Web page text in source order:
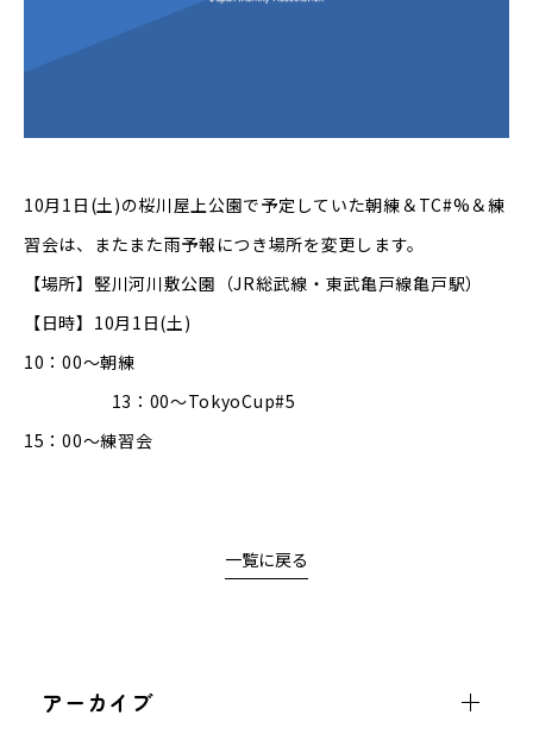
10月1日(土)の桜川屋上公園で予定していた朝練＆TC#%＆練
習会は、またまた雨予報につき場所を変更します。
【場所】竪川河川敷公園（JR総武線・東武亀戸線亀戸駅）
【日時】10月1日(土)
10：00～朝練
13：00～TokyoCup#5
15：00～練習会
一覧に戻る
アーカイブ